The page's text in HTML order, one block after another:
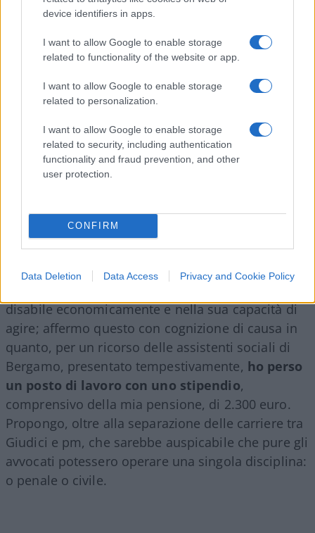
device identifiers in apps.
I want to allow Google to enable storage
related to functionality of the website or app.
I want to allow Google to enable storage
related to personalization.
I want to allow Google to enable storage
related to security, including authentication
functionality and fraud prevention, and other
user protection.
CONFIRM
Data Deletion Data Access Privacy and Cookie Policy
avere anche 50 assistiti amministrati
garantiscono un salario minimo di 400 euro
cadauno. Quindi, ci sono avvocati che hanno
introiti, da essi derivati, che possono arrivare a
250.000 euro l’anno. In teoria, un numero limitato
debba provvedere realmente a tutelare l’interesse
dell’amministrato.
limitazioni imposte all’amministrato, avendo
avuto mia nonna coadiuvata da un
amministratore di sostegno. Ora
l’amministrazione di sostegno può essere
disabile economicamente e nella sua capacità di
agire; affermo questo con cognizione di causa in
quanto, per un ricorso delle assistenti sociali di
Bergamo, presentato tempestivamente, ho perso
un posto di lavoro con uno stipendio,
comprensivo della mia pensione, di 2.300 euro.
Propongo, oltre alla separazione delle carriere tra
Giudici e pm, che sarebbe auspicabile che pure gli
avvocati potessero operare una singola disciplina:
o penale o civile.